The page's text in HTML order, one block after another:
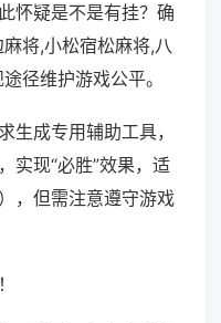
怀疑是不是有挂？确
将,小松宿松麻将,八
径维护游戏公平。
生成专用辅助工具，
实现“必胜”效果，适
，但需注意遵守游戏